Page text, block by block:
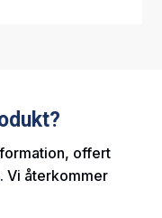
offert
Vi återkommer